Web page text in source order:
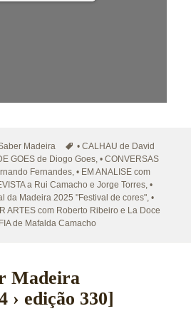
Madeira Etiquetas
• CALHAU de David
GOES de Diogo Goes,• CONVERSAS
Fernandes,• EM ANALISE com
a Rui Camacho e Jorge Torres,•
da Madeira 2025 "Festival de cores",•
ARTES com Roberto Ribeiro e La Doce
de Mafalda Camacho
Madeira
› edição 330]